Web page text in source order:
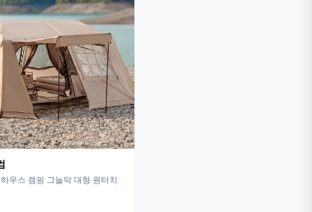
우스 캠핑 그늘막 대형 원터치